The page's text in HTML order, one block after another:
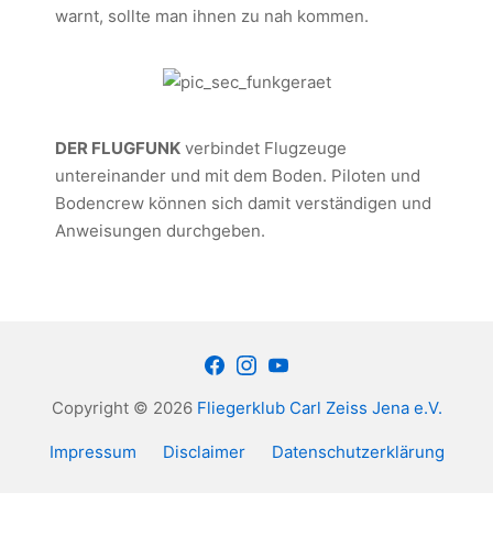
warnt, sollte man ihnen zu nah kommen.
DER FLUGFUNK verbindet Flugzeuge
untereinander und mit dem Boden. Piloten und
Bodencrew können sich damit verständigen und
Anweisungen durchgeben.
FacebookInstagram
Youtube
Copyright © 2026 Fliegerklub Carl Zeiss Jena e.V.
Impressum Disclaimer Datenschutzerklärung